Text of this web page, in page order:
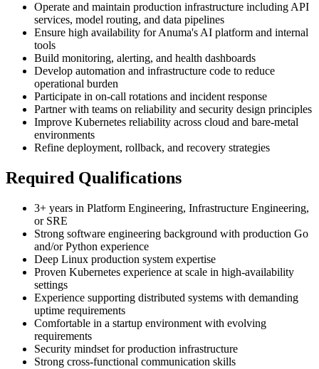
Operate and maintain production infrastructure including API
services, model routing, and data pipelines
Ensure high availability for Anuma's AI platform and internal
tools
Build monitoring, alerting, and health dashboards
Develop automation and infrastructure code to reduce
operational burden
Participate in on-call rotations and incident response
Partner with teams on reliability and security design principles
Improve Kubernetes reliability across cloud and bare-metal
environments
Refine deployment, rollback, and recovery strategies
Required Qualifications
3+ years in Platform Engineering, Infrastructure Engineering,
or SRE
Strong software engineering background with production Go
and/or Python experience
Deep Linux production system expertise
Proven Kubernetes experience at scale in high-availability
settings
Experience supporting distributed systems with demanding
uptime requirements
Comfortable in a startup environment with evolving
requirements
Security mindset for production infrastructure
Strong cross-functional communication skills